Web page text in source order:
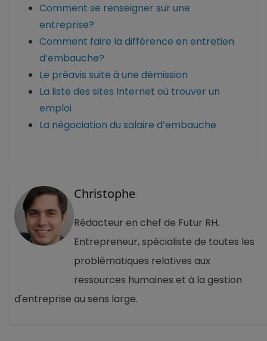
Comment se renseigner sur une
entreprise?
Comment faire la différence en entretien
d’embauche?
Le préavis suite à une démission
La liste des sites Internet où trouver un
emploi
La négociation du salaire d’embauche
Christophe
Rédacteur en chef de Futur RH.
Entrepreneur, spécialiste de toutes les
problématiques relatives aux
ressources humaines et à la gestion
d'entreprise au sens large.